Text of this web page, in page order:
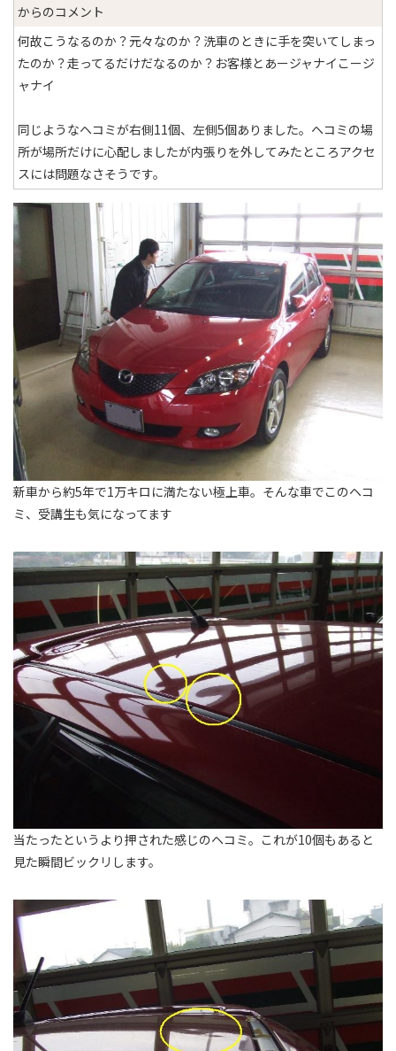
からのコメント
何故こうなるのか？元々なのか？洗車のときに手を突いてしまっ
たのか？走ってるだけだなるのか？お客様とあージャナイこージ
ャナイ
同じようなヘコミが右側11個、左側5個ありました。ヘコミの場
所が場所だけに心配しましたが内張りを外してみたところアクセ
スには問題なさそうです。
新車から約5年で1万キロに満たない極上車。そんな車でこのヘコ
ミ、受講生も気になってます
当たったというより押された感じのヘコミ。これが10個もあると
見た瞬間ビックリします。